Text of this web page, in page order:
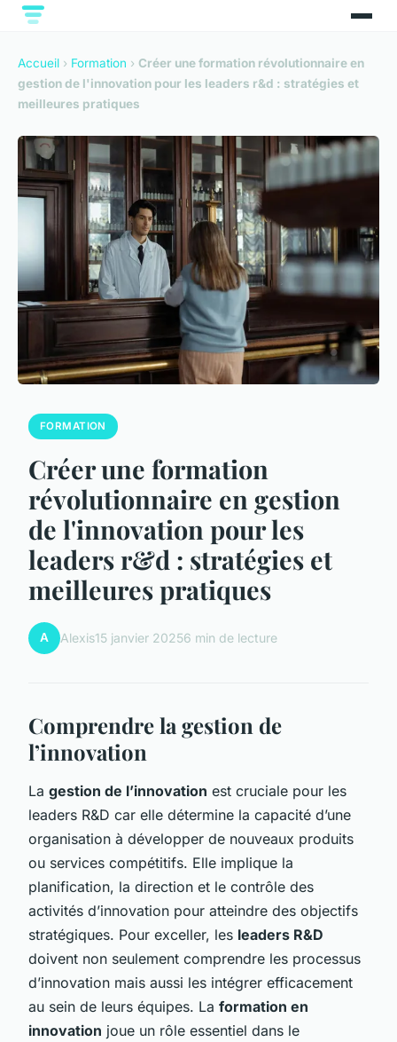
Accueil › Formation › Créer une formation révolutionnaire en
gestion de l'innovation pour les leaders r&d : stratégies et
meilleures pratiques
FORMATION
Créer une formation
révolutionnaire en gestion
de l'innovation pour les
leaders r&d : stratégies et
meilleures pratiques
A Alexis15 janvier 20256 min de lecture
Comprendre la gestion de
l’innovation
La gestion de l’innovation est cruciale pour les
leaders R&D car elle détermine la capacité d’une
organisation à développer de nouveaux produits
ou services compétitifs. Elle implique la
planification, la direction et le contrôle des
activités d’innovation pour atteindre des objectifs
stratégiques. Pour exceller, les leaders R&D
doivent non seulement comprendre les processus
d’innovation mais aussi les intégrer efficacement
au sein de leurs équipes. La formation en
innovation joue un rôle essentiel dans le